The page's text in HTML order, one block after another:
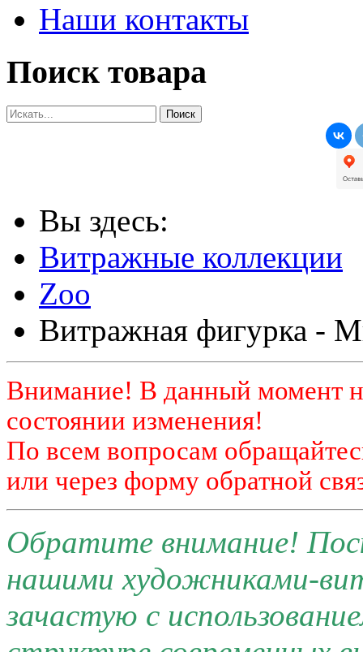
Наши контакты
Поиск товара
Вы здесь:
Витражные коллекции
Zoo
Витражная фигурка -
Внимание! В данный момент
состоянии изменения!
По всем вопросам
или через форму обратной
Обратите внимание!
нашими художниками-
зачастую с